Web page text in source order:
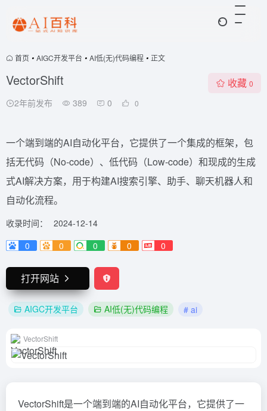
首页 • AIGC开发平台 • AI低(无)代码编程 • 正文
VectorShift
2年前发布 389 0 0
收藏 0
一个端到端的AI自动化平台，它提供了一个集成的框架，包
括无代码（No-code）、低代码（Low-code）和现成的生成
式AI解决方案，用于构建AI搜索引擎、助手、聊天机器人和
自动化流程。
收录时间：
2024-12-14
0
0 0 0 0
打开网站
AIGC开发平台 AI低(无)代码编程 # ai
VectorShift
VectorShift是一个端到端的AI自动化平台，它提供了一